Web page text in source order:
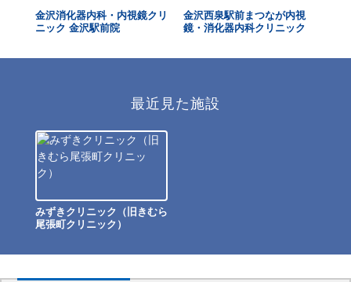
金沢消化器内科・内視鏡クリ
ニック 金沢駅前院
金沢西泉駅前まつなが内視
鏡・消化器内科クリニック
最近見た施設
みずきクリニック（旧きむら
尾張町クリニック）